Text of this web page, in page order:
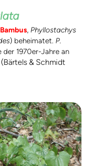
, Phyllostachys
) beheimatet. P.
der 1970er-Jahre an
(Bärtels & Schmidt